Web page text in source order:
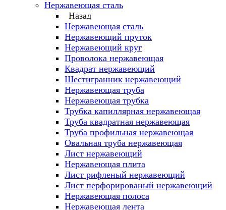
Нержавеющая сталь
Назад
Нержавеющая сталь
Нержавеющий пруток
Нержавеющий круг
Проволока нержавеющая
Квадрат нержавеющий
Шестигранник нержавеющий
Нержавеющая труба
Нержавеющая трубка
Трубка капиллярная нержавеющая
Труба квадратная нержавеющая
Труба профильная нержавеющая
Овальная труба нержавеющая
Лист нержавеющий
Нержавеющая плита
Лист рифленый нержавеющий
Лист перфорированый нержавеющий
Нержавеющая полоса
Нержавеющая лента